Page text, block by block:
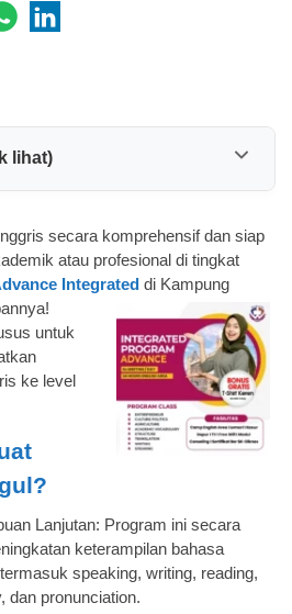
lihat)
secara komprehensif dan siap
atau profesional di tingkat
Integrated di Kampung
untuk
ke level
Lanjutan: Program ini secara
keterampilan bahasa
speaking, writing, reading,
dan pronunciation.